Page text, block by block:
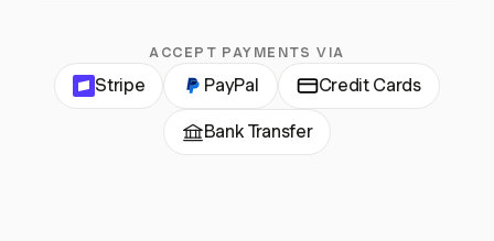
ACCEPT PAYMENTS VIA
Stripe PayPal Credit Cards
Bank Transfer